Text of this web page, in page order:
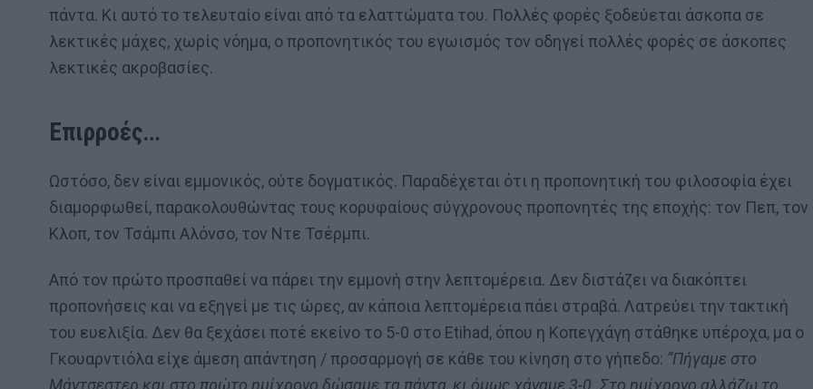
πάντα. Κι αυτό το τελευταίο είναι από τα ελαττώματα του. Πολλές φορές ξοδεύεται άσκοπα σε
λεκτικές μάχες, χωρίς νόημα, ο προπονητικός του εγωισμός τον οδηγεί πολλές φορές σε άσκοπες
λεκτικές ακροβασίες.
Επιρροές…
Ωστόσο, δεν είναι εμμονικός, ούτε δογματικός. Παραδέχεται ότι η προπονητική του φιλοσοφία έχει
διαμορφωθεί, παρακολουθώντας τους κορυφαίους σύγχρονους προπονητές της εποχής: τον Πεπ, τον
Κλοπ, τον Τσάμπι Αλόνσο, τον Ντε Τσέρμπι.
Από τον πρώτο προσπαθεί να πάρει την εμμονή στην λεπτομέρεια. Δεν διστάζει να διακόπτει
προπονήσεις και να εξηγεί με τις ώρες, αν κάποια λεπτομέρεια πάει στραβά. Λατρεύει την τακτική
του ευελιξία. Δεν θα ξεχάσει ποτέ εκείνο το 5-0 στο Etihad, όπου η Κοπεγχάγη στάθηκε υπέροχα, μα ο
Γκουαρντιόλα είχε άμεση απάντηση / προσαρμογή σε κάθε του κίνηση στο γήπεδο: “Πήγαμε στο
Μάντσεστερ και στο πρώτο ημίχρονο δώσαμε τα πάντα, κι όμως χάναμε 3-0. Στο ημίχρονο αλλάζω το